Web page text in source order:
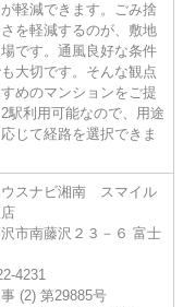
軽減できます。ごみ捨
を軽減するのが、敷地
です。通風良好な条件
大切です。そんな観点
めのマンションをご提
駅利用可能なので、用途
じて経路を選択できま
ウスナビ湘南 スマイル
市南藤沢２３－６ 富士
4231
(2) 第29885号